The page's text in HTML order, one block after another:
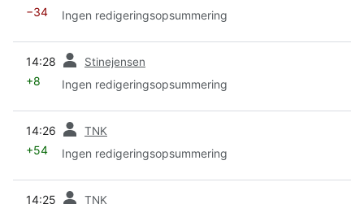
−34 Ingen redigeringsopsummering
14:28 Stinejensen
+8 Ingen redigeringsopsummering
14:26 TNK
+54 Ingen redigeringsopsummering
14:25 TNK